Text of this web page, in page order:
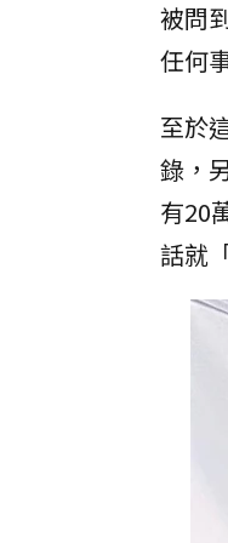
被問
任何
至於
錄，
有20
話就